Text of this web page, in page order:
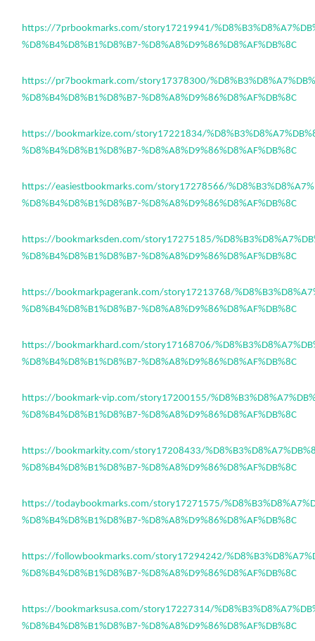
https://7prbookmarks.com/story17219941/
%D8%B4%D8%B1%D8%B7-%D8%A8%D9%86%D8%AF%DB%8C
https://pr7bookmark.com/story17378300/
%D8%B4%D8%B1%D8%B7-%D8%A8%D9%86%D8%AF%DB%8C
https://bookmarkize.com/story17221834/
%D8%B4%D8%B1%D8%B7-%D8%A8%D9%86%D8%AF%DB%8C
https://easiestbookmarks.com/story17278566/
%D8%B4%D8%B1%D8%B7-%D8%A8%D9%86%D8%AF%DB%8C
https://bookmarksden.com/story17275185/
%D8%B4%D8%B1%D8%B7-%D8%A8%D9%86%D8%AF%DB%8C
https://bookmarkpagerank.com/story17213768/
%D8%B4%D8%B1%D8%B7-%D8%A8%D9%86%D8%AF%DB%8C
https://bookmarkhard.com/story17168706/
%D8%B4%D8%B1%D8%B7-%D8%A8%D9%86%D8%AF%DB%8C
https://bookmark-vip.com/story17200155/
%D8%B4%D8%B1%D8%B7-%D8%A8%D9%86%D8%AF%DB%8C
https://bookmarkity.com/story17208433/
%D8%B4%D8%B1%D8%B7-%D8%A8%D9%86%D8%AF%DB%8C
https://todaybookmarks.com/story17271575/
%D8%B4%D8%B1%D8%B7-%D8%A8%D9%86%D8%AF%DB%8C
https://followbookmarks.com/story17294242/
%D8%B4%D8%B1%D8%B7-%D8%A8%D9%86%D8%AF%DB%8C
https://bookmarksusa.com/story17227314/
%D8%B4%D8%B1%D8%B7-%D8%A8%D9%86%D8%AF%DB%8C